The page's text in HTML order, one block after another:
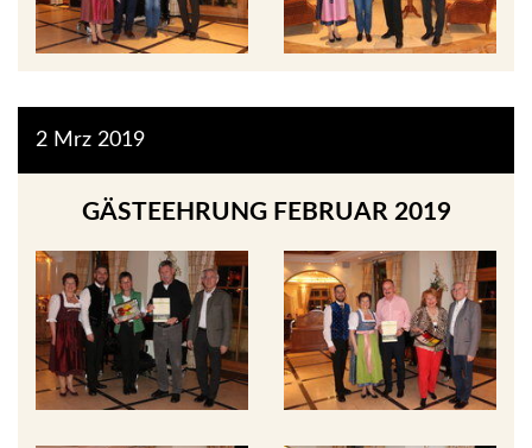
2019
2 Mrz
GÄSTEEHRUNG FEBRUAR 2019